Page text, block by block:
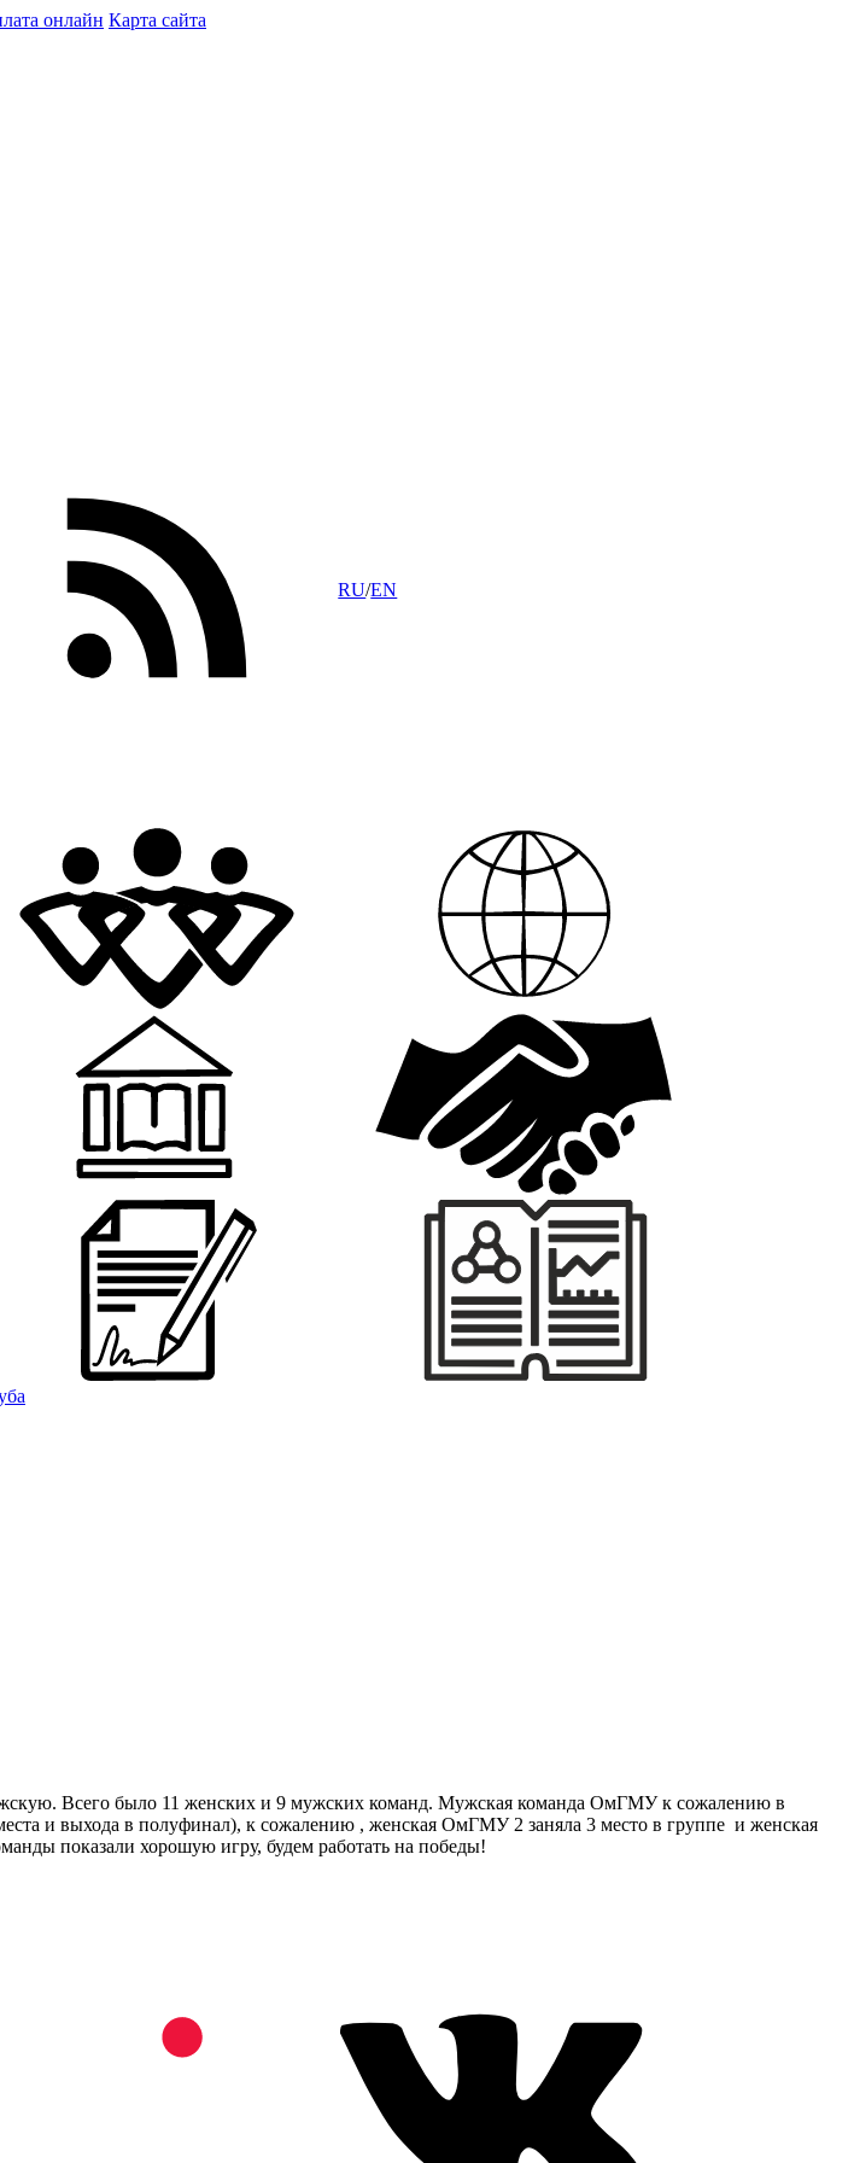
онлайн Карта сайта
RU/EN
Всего было 11 женских и 9 мужских команд. Мужская команда ОмГМУ к сожалению в
и выхода в полуфинал), к сожалению , женская ОмГМУ 2 заняла 3 место в группе и женская
показали хорошую игру, будем работать на победы!